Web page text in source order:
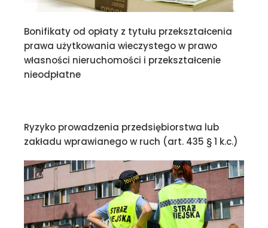
Bonifikaty od opłaty z tytułu przekształcenia
prawa użytkowania wieczystego w prawo
własności nieruchomości i przekształcenie
nieodpłatne
Ryzyko prowadzenia przedsiębiorstwa lub
zakładu wprawianego w ruch (art. 435 § 1 k.c.)